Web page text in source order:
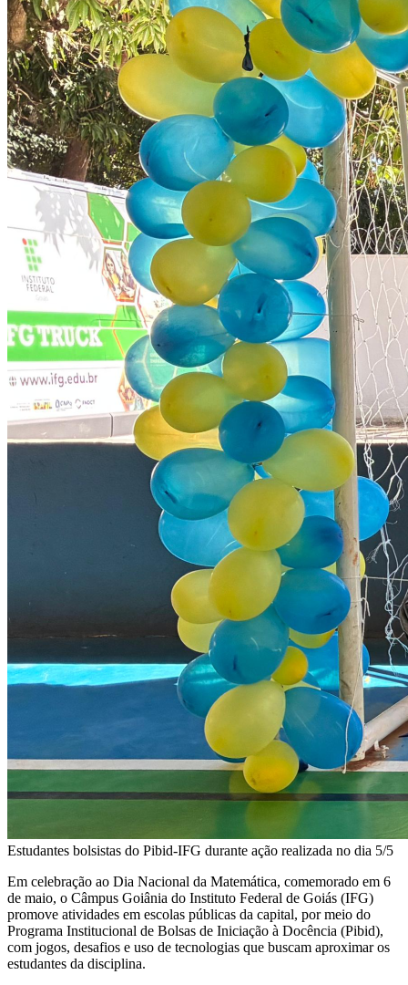
Estudantes bolsistas do Pibid-IFG durante ação realizada no dia 5/5
Em celebração ao Dia Nacional da Matemática, comemorado em 6
de maio, o Câmpus Goiânia do Instituto Federal de Goiás (IFG)
promove atividades em escolas públicas da capital, por meio do
Programa Institucional de Bolsas de Iniciação à Docência (Pibid),
com jogos, desafios e uso de tecnologias que buscam aproximar os
estudantes da disciplina.